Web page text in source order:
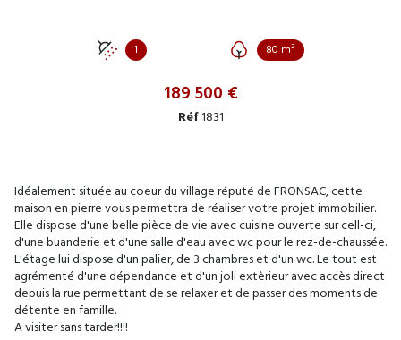
1 80 m²
189 500 €
Réf1831
Idéalement située au coeur du village réputé de FRONSAC, cette
maison en pierre vous permettra de réaliser votre projet immobilier.
Elle dispose d'une belle pièce de vie avec cuisine ouverte sur cell-ci,
d'une buanderie et d'une salle d'eau avec wc pour le rez-de-chaussée.
L'étage lui dispose d'un palier, de 3 chambres et d'un wc. Le tout est
agrémenté d'une dépendance et d'un joli extèrieur avec accès direct
depuis la rue permettant de se relaxer et de passer des moments de
détente en famille.
A visiter sans tarder!!!!